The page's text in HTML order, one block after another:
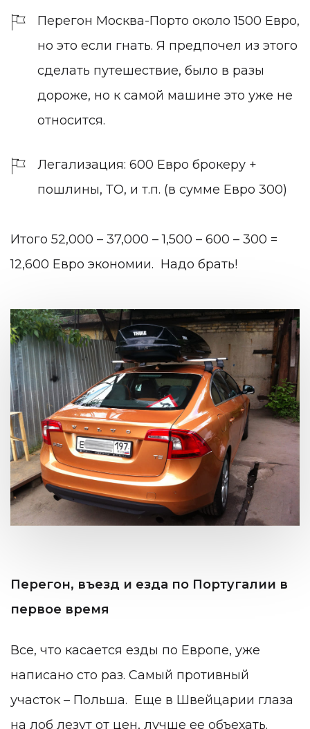
Перегон Москва-Порто около 1500 Евро,
но это если гнать. Я предпочел из этого
сделать путешествие, было в разы
дороже, но к самой машине это уже не
относится.
Легализация: 600 Евро брокеру +
пошлины, ТО, и т.п. (в сумме Евро 300)
Итого 52,000 – 37,000 – 1,500 – 600 – 300 =
12,600 Евро экономии. Надо брать!
Перегон, въезд и езда по Португалии в
первое время
Все, что касается езды по Европе, уже
написано сто раз. Самый противный
участок – Польша. Еще в Швейцарии глаза
на лоб лезут от цен, лучше ее объехать.